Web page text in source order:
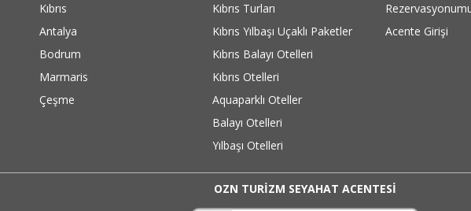
Kıbrıs
Antalya
Bodrum
Marmaris
Çeşme
Kıbrıs Turları
Kıbrıs Yılbaşı Uçaklı Paketler
Kıbrıs Balayı Otelleri
Kıbrıs Otelleri
Aquaparklı Oteller
Balayı Otelleri
Yılbaşı Otelleri
Acente Girişi
OZN TURİZM SEYAHAT ACENTESİ